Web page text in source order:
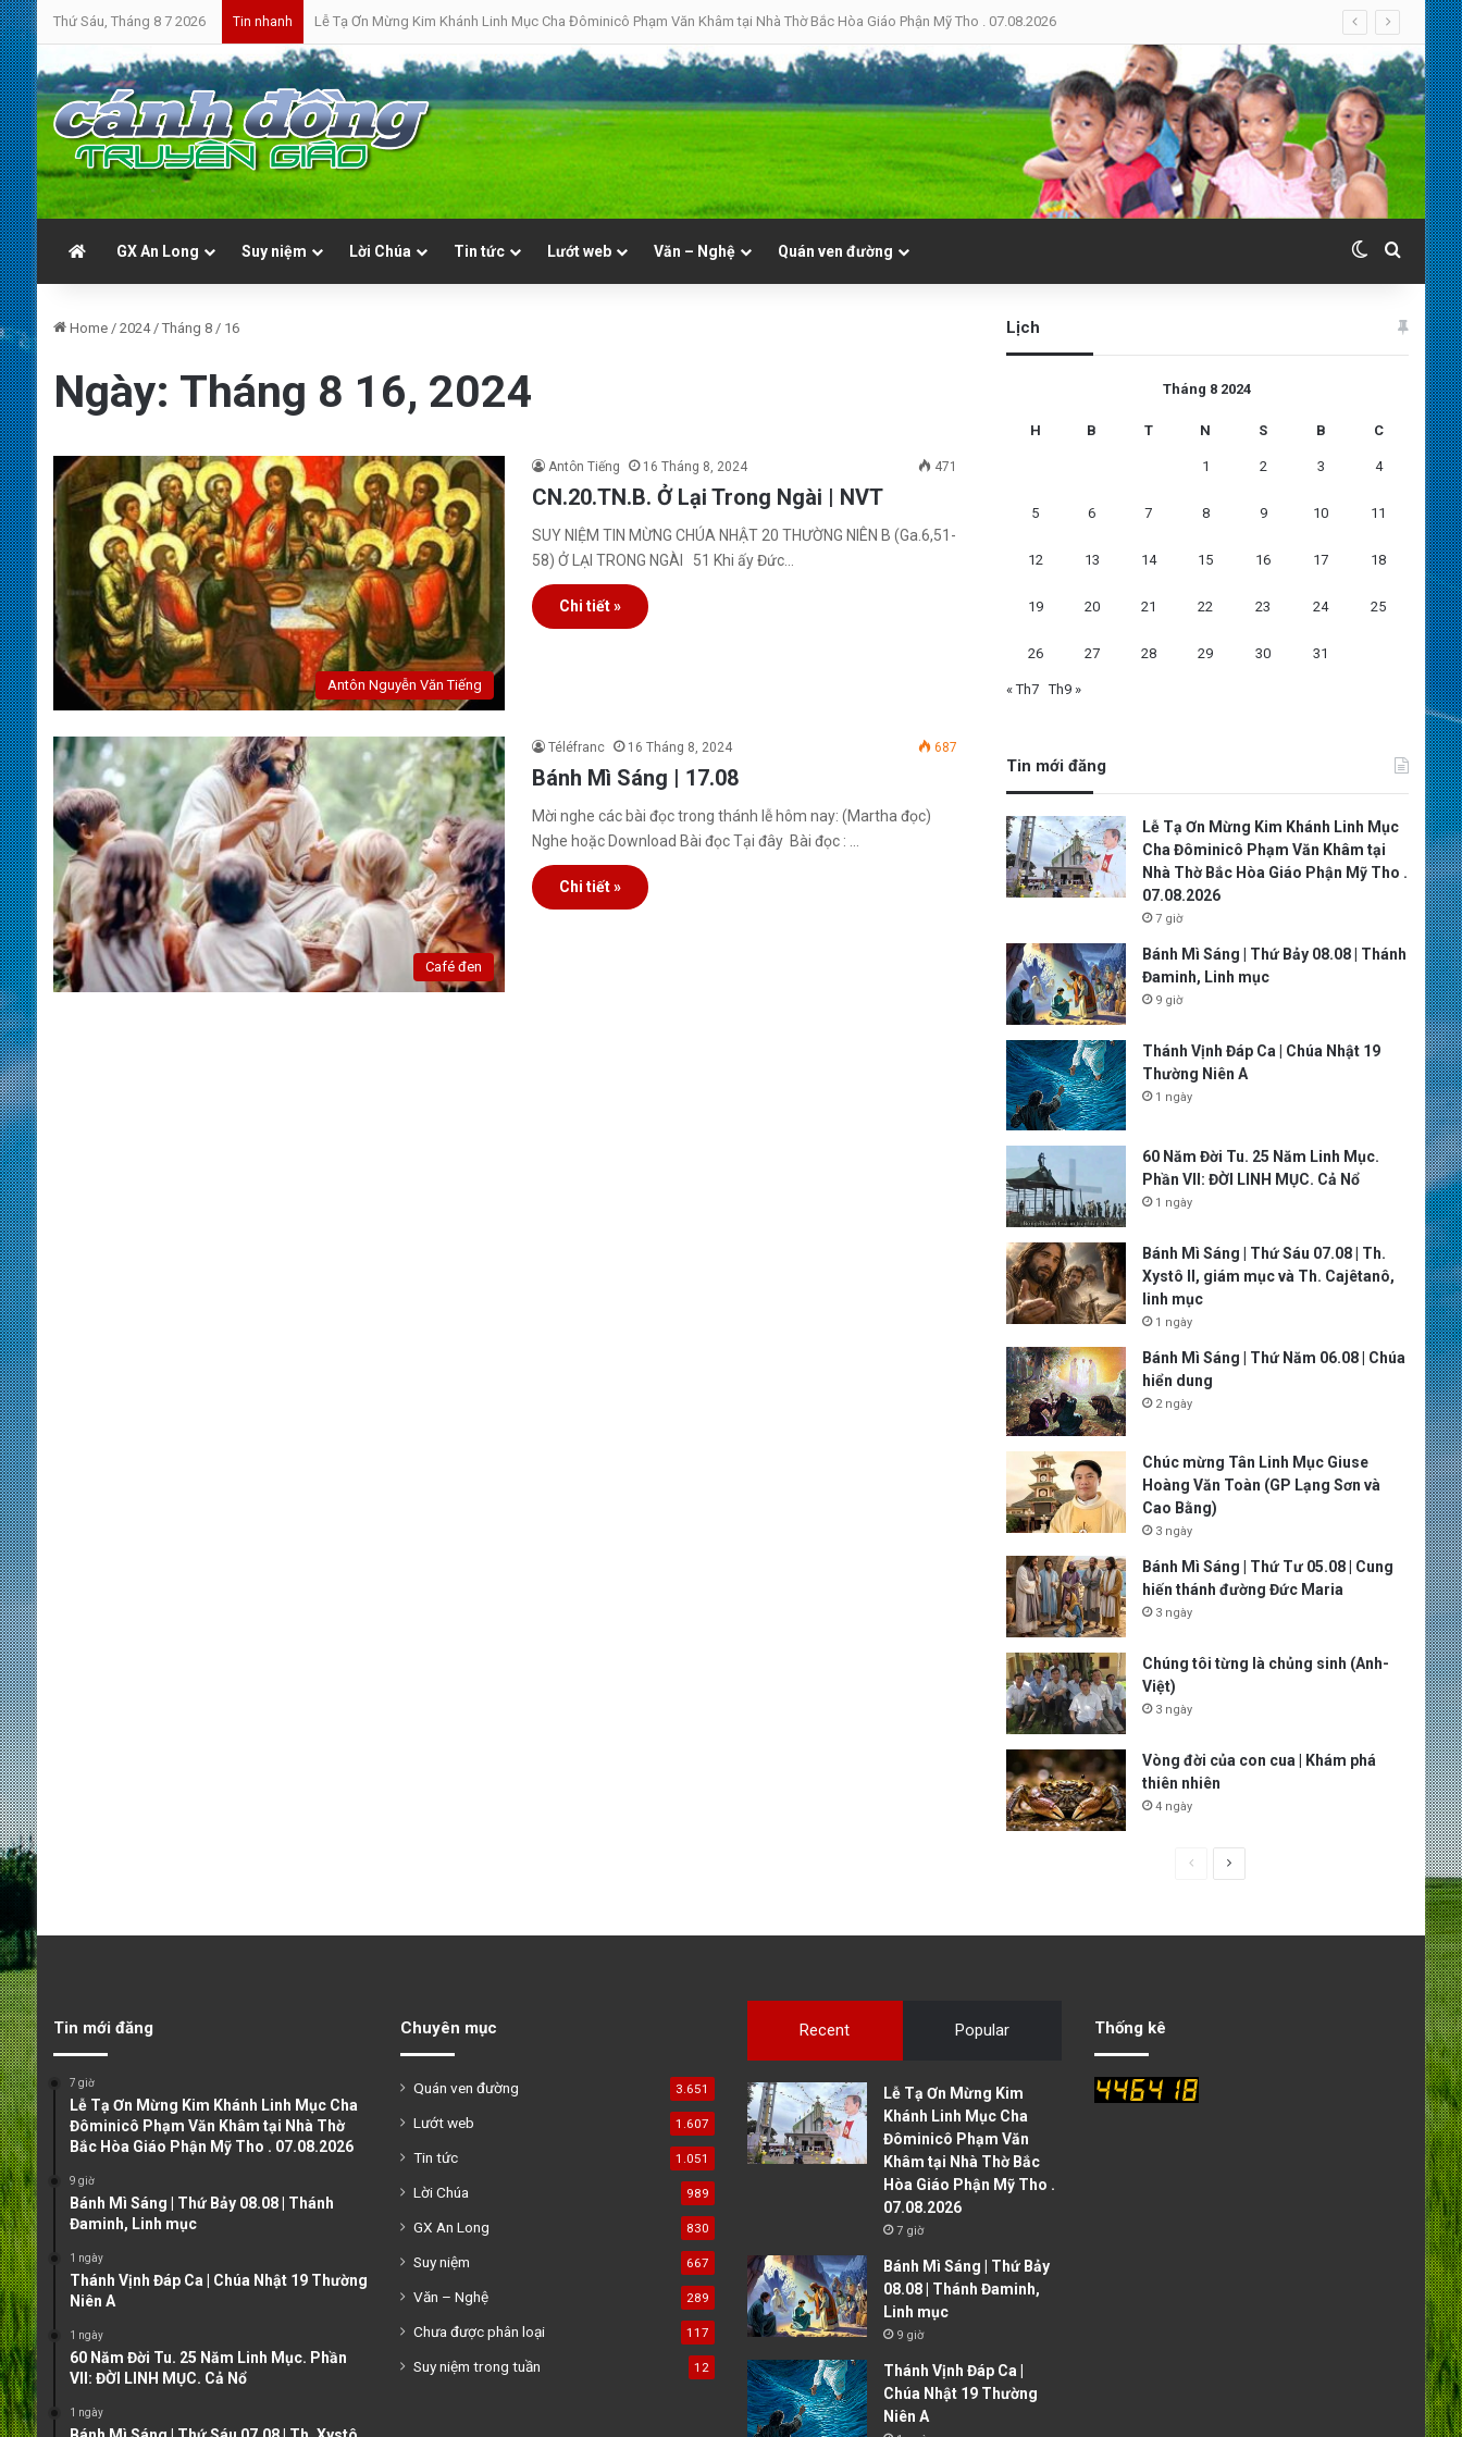
Thứ Sáu, Tháng 8 7 2026 Tin nhanh Lễ Tạ Ơn Mừng Kim Khánh Linh Mục Cha Đôminicô Phạm Văn Khâm tại Nhà Thờ Bắc Hòa Giáo Phận Mỹ Tho . 07.08.2026
GX An Long Suy niệm Lời Chúa Tin tức Lướt web Văn – Nghệ Quán ven đường Switch skin
Search
Home / 2024 / Tháng 8 / 16
Ngày: Tháng 8 16, 2024
Antôn Nguyễn Văn Tiếng
Antôn Tiếng 16 Tháng 8, 2024 471
CN.20.TN.B. Ở Lại Trong Ngài | NVT
SUY NIỆM TIN MỪNG CHÚA NHẬT 20 THƯỜNG NIÊN B (Ga.6,51-
58) Ở LẠI TRONG NGÀI 51 Khi ấy Đức…
Chi tiết »
Café đen
Téléfranc 16 Tháng 8, 2024 687
Bánh Mì Sáng | 17.08
Mời nghe các bài đọc trong thánh lễ hôm nay: (Martha đọc)
Nghe hoặc Download Bài đọc Tại đây Bài đọc : …
Chi tiết »
Lịch
Tháng 8 2024
H B T N S B C
1 2 3 4
5 6 7 8 9 10 11
12 13 14 15 16 17 18
19 20 21 22 23 24 25
26 27 28 29 30 31
« Th7 Th9 »
Tin mới đăng
Lễ Tạ Ơn Mừng Kim Khánh Linh Mục
Cha Đôminicô Phạm Văn Khâm tại
Nhà Thờ Bắc Hòa Giáo Phận Mỹ Tho .
07.08.2026
7 giờ
Bánh Mì Sáng | Thứ Bảy 08.08 | Thánh
Đaminh, Linh mục
9 giờ
Thánh Vịnh Đáp Ca | Chúa Nhật 19
Thường Niên A
1 ngày
60 Năm Đời Tu. 25 Năm Linh Mục.
Phần VII: ĐỜI LINH MỤC. Cả Nổ
1 ngày
Bánh Mì Sáng | Thứ Sáu 07.08 | Th.
Xystô II, giám mục và Th. Cajêtanô,
linh mục
1 ngày
Bánh Mì Sáng | Thứ Năm 06.08 | Chúa
hiển dung
2 ngày
Chúc mừng Tân Linh Mục Giuse
Hoàng Văn Toàn (GP Lạng Sơn và
Cao Bằng)
3 ngày
Bánh Mì Sáng | Thứ Tư 05.08 | Cung
hiến thánh đường Đức Maria
3 ngày
Chúng tôi từng là chủng sinh (Anh-
Việt)
3 ngày
Vòng đời của con cua | Khám phá
thiên nhiên
4 ngày
s
p
Tin mới đăng
7 giờ
Lễ Tạ Ơn Mừng Kim Khánh Linh Mục Cha
Đôminicô Phạm Văn Khâm tại Nhà Thờ
Bắc Hòa Giáo Phận Mỹ Tho . 07.08.2026
9 giờ
Bánh Mì Sáng | Thứ Bảy 08.08 | Thánh
Đaminh, Linh mục
1 ngày
Thánh Vịnh Đáp Ca | Chúa Nhật 19 Thường
Niên A
1 ngày
60 Năm Đời Tu. 25 Năm Linh Mục. Phần
VII: ĐỜI LINH MỤC. Cả Nổ
1 ngày
Chuyên mục
Quán ven đường 3.651
Lướt web 1.607
Tin tức 1.051
Lời Chúa 989
GX An Long 830
Suy niệm 667
Văn – Nghệ 289
Chưa được phân loại 117
Suy niệm trong tuần 12
Recent Popular
Lễ Tạ Ơn Mừng Kim
Khánh Linh Mục Cha
Đôminicô Phạm Văn
Khâm tại Nhà Thờ Bắc
Hòa Giáo Phận Mỹ Tho .
07.08.2026
7 giờ
Bánh Mì Sáng | Thứ Bảy
08.08 | Thánh Đaminh,
Linh mục
9 giờ
Thánh Vịnh Đáp Ca |
Chúa Nhật 19 Thường
Niên A
Thống kê